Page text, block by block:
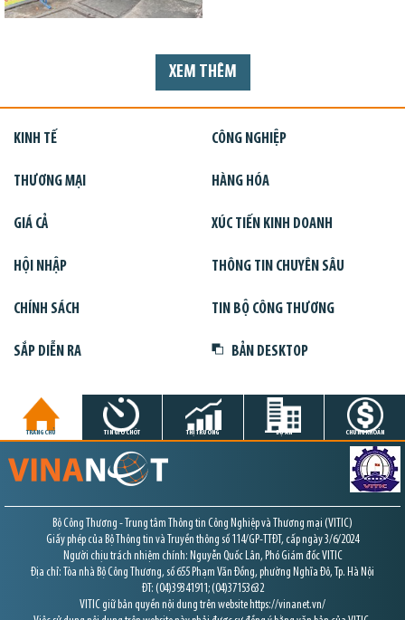
XEM THÊM
KINH TẾ CÔNG NGHIỆP
THƯƠNG MẠI HÀNG HÓA
GIÁ CẢ XÚC TIẾN KINH DOANH
HỘI NHẬP THÔNG TIN CHUYÊN SÂU
CHÍNH SÁCH TIN BỘ CÔNG THƯƠNG
SẮP DIỄN RA BẢN DESKTOP
TRANG CHỦ TIN GIỜ CHÓT THỊ TRƯỜNG DỰ ÁN CHỨNG KHOÁN
Bộ Công Thương - Trung tâm Thông tin Công Nghiệp và Thương mại (VITIC)
Giấy phép của Bộ Thông tin và Truyền thông số 114/GP-TTĐT, cấp ngày 3/6/2024
Người chịu trách nhiệm chính: Nguyễn Quốc Lân, Phó Giám đốc VITIC
Địa chỉ: Tòa nhà Bộ Công Thương, số 655 Phạm Văn Đồng, phường Nghĩa Đô, Tp. Hà Nội
ĐT: (04)39341911; (04)37153632
VITIC giữ bản quyền nội dung trên website https://vinanet.vn/